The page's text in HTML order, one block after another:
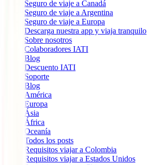
Seguro de viaje a Canadá
Seguro de viaje a Argentina
Seguro de viaje a Europa
Descarga nuestra app y viaja tranquilo
Sobre nosotros
Colaboradores IATI
Blog
Descuento IATI
Soporte
Blog
América
Europa
Ásia
África
Oceanía
Todos los posts
Requisitos viajar a Colombia
Requisitos viajar a Estados Unidos